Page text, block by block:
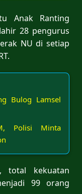
Anak Ranting
28 pengurus
NU di setiap
Bulog Lamsel
Polisi Minta
total kekuatan
99 orang